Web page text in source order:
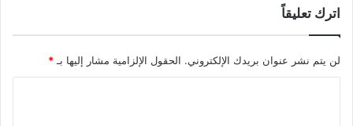
اترك تعليقاً
لن يتم نشر عنوان بريدك الإلكتروني. الحقول الإلزامية مشار إليها بـ*